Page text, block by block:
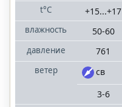
t°C
влажность
давление
ветер
+15...+17
50-60
761
св
3-6